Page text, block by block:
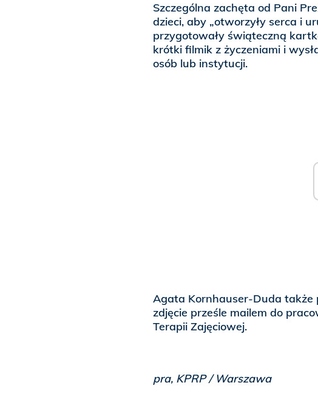
Szczególna zachęta od Pani
dzieci, aby „otworzyły serca i
przygotowały świąteczną
krótki filmik z życzeniami i
osób lub instytucji.
Agata Kornhauser-Duda także
zdjęcie prześle mailem do
Terapii Zajęciowej.
pra, KPRP / Warszawa